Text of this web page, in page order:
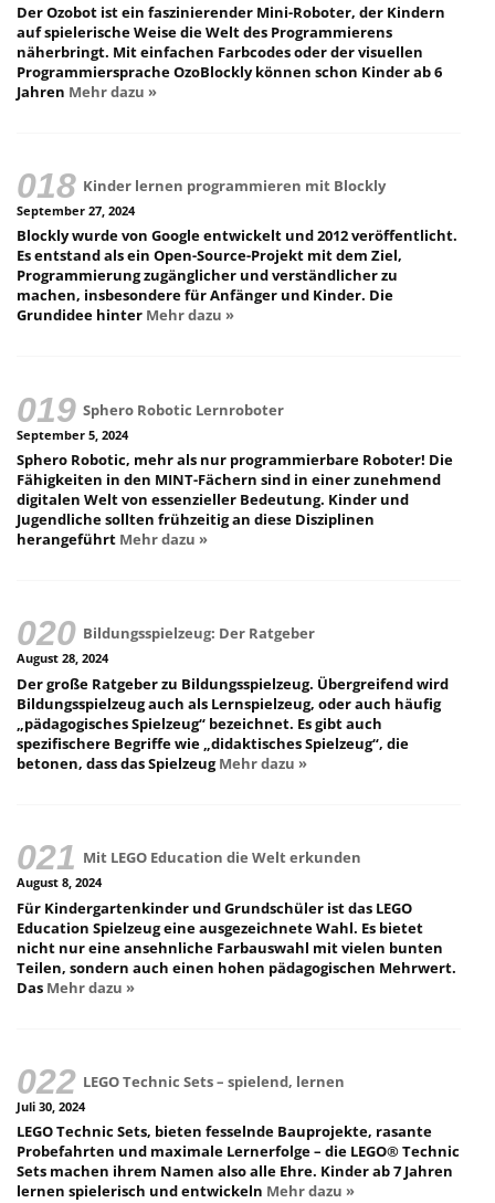
Der Ozobot ist ein faszinierender Mini-Roboter, der Kindern
auf spielerische Weise die Welt des Programmierens
näherbringt. Mit einfachen Farbcodes oder der visuellen
Programmiersprache OzoBlockly können schon Kinder ab 6
Jahren Mehr dazu »
Kinder lernen programmieren mit Blockly
September 27, 2024
Blockly wurde von Google entwickelt und 2012 veröffentlicht.
Es entstand als ein Open-Source-Projekt mit dem Ziel,
Programmierung zugänglicher und verständlicher zu
machen, insbesondere für Anfänger und Kinder. Die
Grundidee hinter Mehr dazu »
Sphero Robotic Lernroboter
September 5, 2024
Sphero Robotic, mehr als nur programmierbare Roboter! Die
Fähigkeiten in den MINT-Fächern sind in einer zunehmend
digitalen Welt von essenzieller Bedeutung. Kinder und
Jugendliche sollten frühzeitig an diese Disziplinen
herangeführt Mehr dazu »
Bildungsspielzeug: Der Ratgeber
August 28, 2024
Der große Ratgeber zu Bildungsspielzeug. Übergreifend wird
Bildungsspielzeug auch als Lernspielzeug, oder auch häufig
„pädagogisches Spielzeug“ bezeichnet. Es gibt auch
spezifischere Begriffe wie „didaktisches Spielzeug“, die
betonen, dass das SpielzeugMehr dazu »
Mit LEGO Education die Welt erkunden
August 8, 2024
Für Kindergartenkinder und Grundschüler ist das LEGO
Education Spielzeug eine ausgezeichnete Wahl. Es bietet
nicht nur eine ansehnliche Farbauswahl mit vielen bunten
Teilen, sondern auch einen hohen pädagogischen Mehrwert.
Das Mehr dazu »
LEGO Technic Sets – spielend, lernen
Juli 30, 2024
LEGO Technic Sets, bieten fesselnde Bauprojekte, rasante
Probefahrten und maximale Lernerfolge – die LEGO® Technic
Sets machen ihrem Namen also alle Ehre. Kinder ab 7 Jahren
lernen spielerisch und entwickeln Mehr dazu »